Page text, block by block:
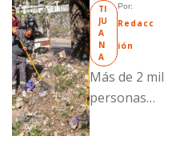
TI
JU
A
N
A
Por:
Redacc
ión
Más de 2 mil
personas